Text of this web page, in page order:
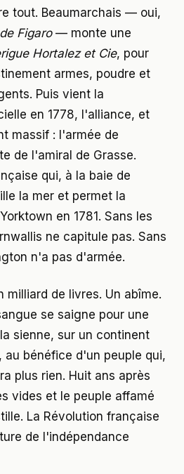
tout. Beaumarchais — oui,
Figaro— monte une
Hortalez et Cie, pour
armes, poudre et
Puis vient la
en 1778, l'alliance, et
massif : l'armée de
de l'amiral de Grasse.
qui, à la baie de
la mer et permet la
en 1781. Sans les
ne capitule pas. Sans
n'a pas d'armée.
milliard de livres. Un abîme.
se saigne pour une
sienne, sur un continent
au bénéfice d'un peuple qui,
plus rien. Huit ans après
vides et le peuple affamé
La Révolution française
de l'indépendance